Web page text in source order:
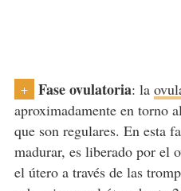
+ Fase ovulatoria: la
aproximadamente en torno
que son regulares. En esta
madurar, es liberado por el
el útero a través de las